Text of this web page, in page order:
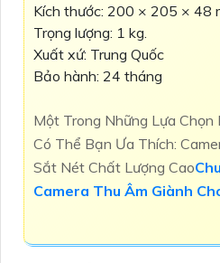
Kích thước: 200 × 205 × 48
Trọng lượng: 1 kg.
Xuất xứ: Trung Quốc
Bảo hành: 24 tháng
Một Trong Những Lựa Chọn
Có Thể Bạn Ưa Thích:
Sắt Nét Chất Lượng Cao
Camera Thu Âm Giành